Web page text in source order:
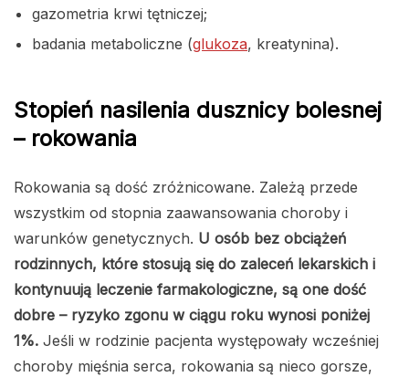
gazometria krwi tętniczej;
badania metaboliczne (glukoza, kreatynina).
Stopień nasilenia dusznicy bolesnej
– rokowania
Rokowania są dość zróżnicowane. Zależą przede
wszystkim od stopnia zaawansowania choroby i
warunków genetycznych. U osób bez obciążeń
rodzinnych, które stosują się do zaleceń lekarskich i
kontynuują leczenie farmakologiczne, są one dość
dobre – ryzyko zgonu w ciągu roku wynosi poniżej
1%. Jeśli w rodzinie pacjenta występowały wcześniej
choroby mięśnia serca, rokowania są nieco gorsze,